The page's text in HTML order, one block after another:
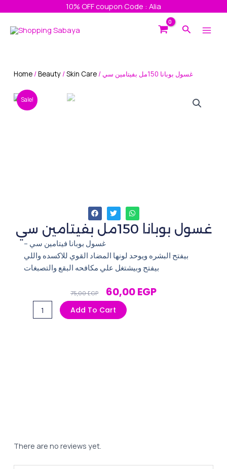
content
10% OFF coupon Code : Alia
Search
غسول بوبانا 150مل بفيتامين سي
– غسول بوبانا فيتامين سي
بيفتح البشره ويوحد لونها المضاد القوي للاكسده واللي
بيفتح وبيشتغل علي مكافحه البقع والتصبغات
75,00EGP Original
Price
Was:
60,00EGPCurrent
Add To Cart
Home/Beauty/Skin Care / غسول بوبانا 150مل بفيتامين سي
Sale!
There are no reviews yet.